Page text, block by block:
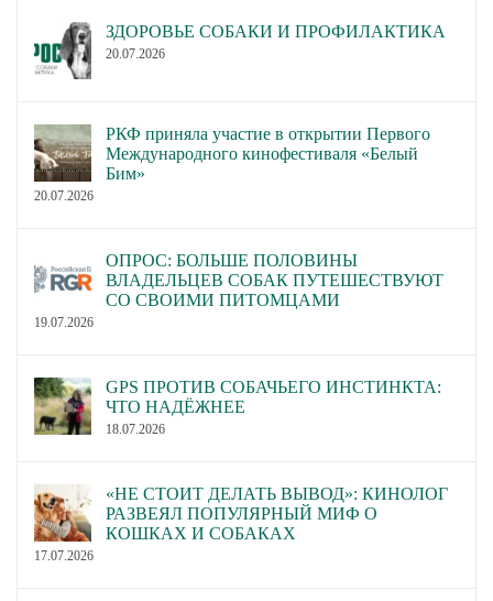
ЗДОРОВЬЕ СОБАКИ И ПРОФИЛАКТИКА
20.07.2026
РКФ приняла участие в открытии Первого
Международного кинофестиваля «Белый
Бим»
20.07.2026
ОПРОС: БОЛЬШЕ ПОЛОВИНЫ
ВЛАДЕЛЬЦЕВ СОБАК ПУТЕШЕСТВУЮТ
СО СВОИМИ ПИТОМЦАМИ
19.07.2026
GPS ПРОТИВ СОБАЧЬЕГО ИНСТИНКТА:
ЧТО НАДЁЖНЕЕ
18.07.2026
«НЕ СТОИТ ДЕЛАТЬ ВЫВОД»: КИНОЛОГ
РАЗВЕЯЛ ПОПУЛЯРНЫЙ МИФ О
КОШКАХ И СОБАКАХ
17.07.2026